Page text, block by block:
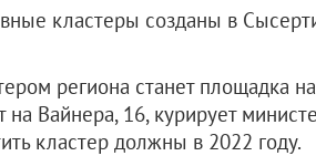
кластеры созданы в
региона станет площадка
Вайнера, 16, курирует
кластер должны в 2022 году.